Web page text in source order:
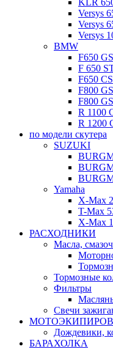
KLR
Versys
Versys
Versys
BMW
F650
F 650
F650 CS
F800
F800
R 1100
R 1200
по модели скутера
SUZUKI
Yamaha
X-Max
T-Max
X-Max
РАСХОДНИКИ
Масла,
Тормозные
Фильтры
Свечи
Дождевики,
БАРАХОЛКА